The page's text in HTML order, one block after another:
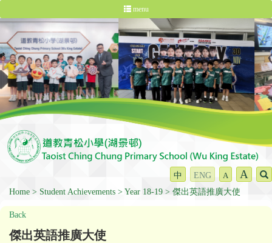
menu
中 ENG A A
Home Student Achievements Year 18-19 傑出英語推廣大使
Back
傑出英語推廣大使